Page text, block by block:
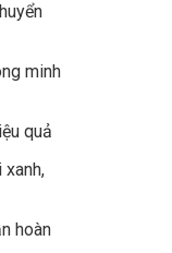
minh
quả
xanh,
hoàn